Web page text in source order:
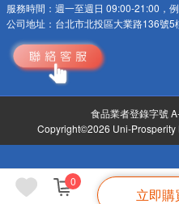
0
立即購
服務時間： 週一至週日 09:00-21:00，
公司地址： 台北市北投區大業路136號5
食品業者登錄字號
Copyright©2026 Uni-